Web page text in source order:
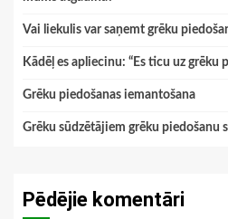
Vai liekulis var saņemt grēku
Kādēļ es apliecinu: “Es ticu uz grēku
Grēku piedošanas iemantošana
Grēku sūdzētājiem grēku piedošanu
Pēdējie komentāri